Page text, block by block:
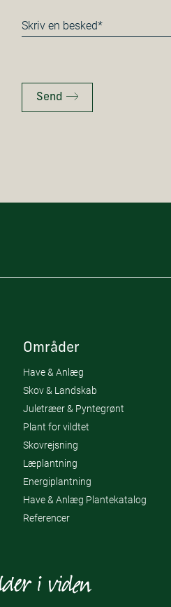
Besked
*
Send
Områder
Have & Anlæg
Skov & Landskab
Juletræer & Pyntegrønt
Plant for vildtet
Skovrejsning
Læplantning
Energiplantning
Have & Anlæg Plantekatalog
Referencer